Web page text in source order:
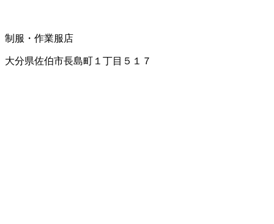
制服・作業服店
大分県佐伯市長島町１丁目５１７